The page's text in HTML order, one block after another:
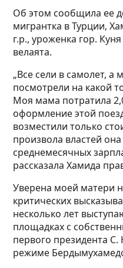
Об этом сообщила ее
мигрантка в Турции,
г.р., уроженка гор.
велаята.
„Все сели в самолет, а
посмотрели на какой
Моя мама потратила
оформление этой
возместили только
произвола властей
среднемесячных
рассказала Хамида
Уверена моей матери
критических
несколько лет
площадках с
первого президента
режиме